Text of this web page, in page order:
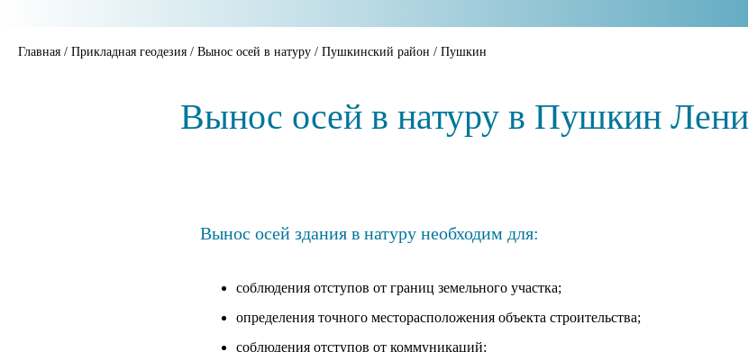
Главная / Прикладная геодезия / Вынос осей в натуру / Пушкинский район / Пушкин
Вынос осей в натуру в Пушкин
Вынос осей здания в натуру необходим для:
соблюдения отступов от границ земельного участка;
определения точного месторасположения объекта строительства;
соблюдения отступов от коммуникаций;